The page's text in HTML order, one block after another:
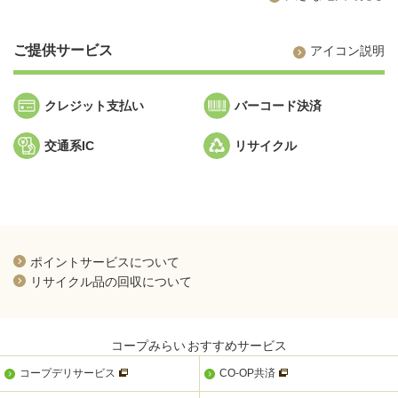
ご提供サービス アイコン説明
クレジット支払い バーコード決済
交通系IC リサイクル
ポイントサービスについて
リサイクル品の回収について
コープみらいおすすめサービス
コープデリサービス 新規ウィンドウを開きますCO-OP共済新規ウィンドウを開きま